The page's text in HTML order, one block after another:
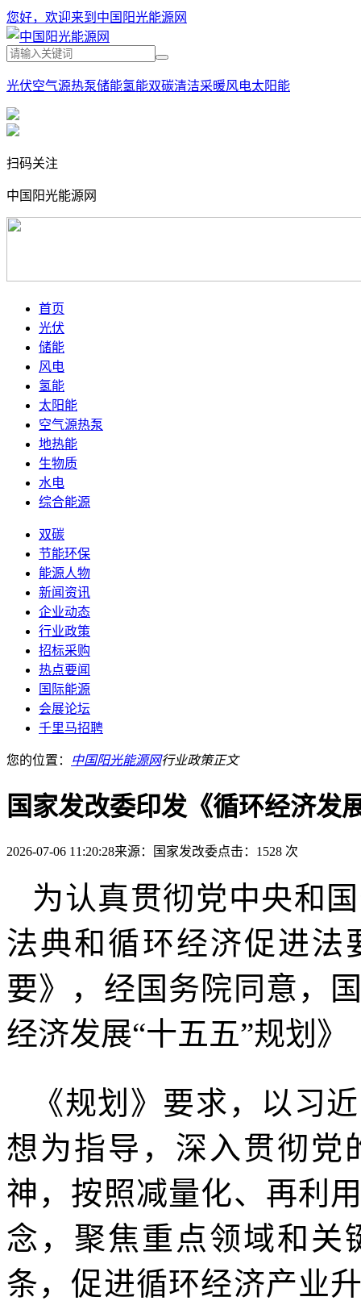
您好，欢迎来到中国阳光能源网
光伏空气源热泵储能氢能双碳清洁采暖风电太阳能
扫码关注
中国阳光能源网
首页
光伏
储能
风电
氢能
太阳能
空气源热泵
地热能
生物质
水电
综合能源
双碳
节能环保
能源人物
新闻资讯
企业动态
行业政策
招标采购
热点要闻
国际能源
会展论坛
千里马招聘
您的位置： 中国阳光能源网行业政策正文
国家发改委印发《循环经济发
2026-07-06 11:20:28来源：国家发改委点击：1528 次
为认真贯彻党中央和
法典和循环经济促进法
要》，经国务院同意，
经济发展“十五五”规划
《规划》要求，以习
想为指导，深入贯彻党
神，按照减量化、再利
念，聚焦重点领域和关
条，促进循环经济产业